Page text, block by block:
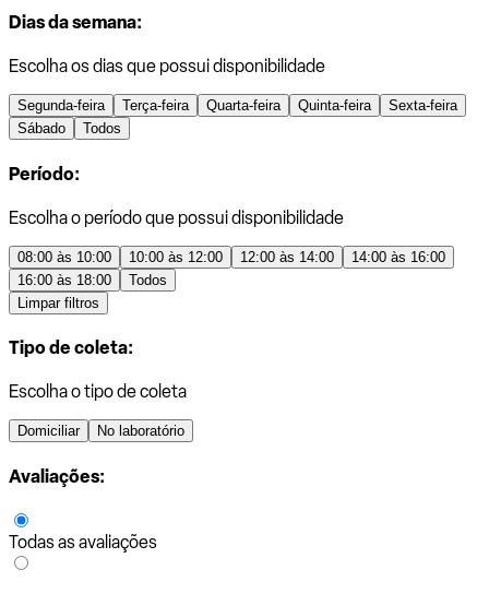
Dias da semana:
Escolha os dias que possui disponibilidade
Segunda-feira Terça-feira Quarta-feira Quinta-feira
Sexta-feira
Sábado
Todos
Período:
Escolha o período que possui disponibilidade
08:00 às 10:00 10:00 às 12:00 12:00 às 14:00
14:00 às 16:00
16:00 às 18:00
Todos
Limpar filtros
Tipo de coleta:
Escolha o tipo de coleta
Domiciliar No laboratório
Avaliações:
Todas as avaliações